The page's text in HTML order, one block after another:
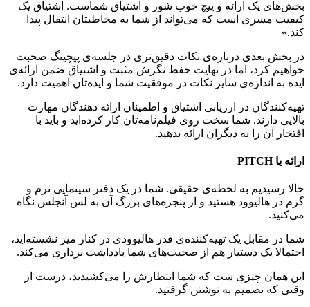
بخش‌های یک ارائه و پیچ خوب شور و اشتیاق شماست. اشتیاق یک
کیفیت مسری است که می‌تواند از شما به مخاطبتان انتقال پیدا
کند.»
در بخش بعدی درباره‌ی نکات دقیق‌تری در جلسه‌ی پیچینگ صحبت
خواهیم کرد، اما در نهایت حفظ نگرش مثبت و اشتیاق ضمن ارائه‌ی
ایده به اندازه‌ی سایر نکات در موفقیت شما و ایده‌تان اهمیت دارد.
تهیه‌کنندگان در ارزیابی اشتیاق و اطمینان ارائه دهندگان مهارت
بالایی دارند. شما سخت روی فیلم‌نامه‌تان کار کرده‌اید و باید با
افتخار آن را به دیگران ارائه بدهید.
ارائه یا PITCH
حالا رسیدیم به لحظه‌ی حقیقی. شما در یک دفتر سینمایی نرم و
گرم در هالیوود هستید و از پنجره‌های بزرگ آن به لس آنجلس نگاه
می‌کنید.
شما در مقابل یک تهیه‌کننده‌ی قدر هالیوودی در کنار میز نشسته‌اید،
احتمالا یک دستیار هم از صحبت‌های شما یادداشت برداری می‌کند.
این همان چیزی ست که شما انتظارش را می‌کشیدید، درست از
وقتی که تصمیم به نوشتن گرفتید.